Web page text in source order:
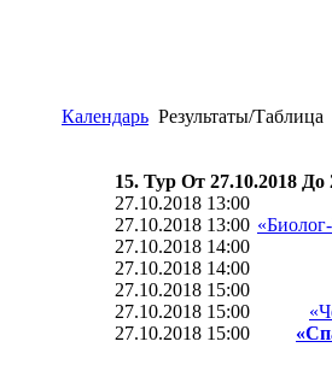
Календарь Результаты/Таблица
15. Тур От 27.10.2018 До
27.10.2018 13:00
27.10.2018 13:00
27.10.2018 14:00
27.10.2018 14:00
27.10.2018 15:00
27.10.2018 15:00
27.10.2018 15:00